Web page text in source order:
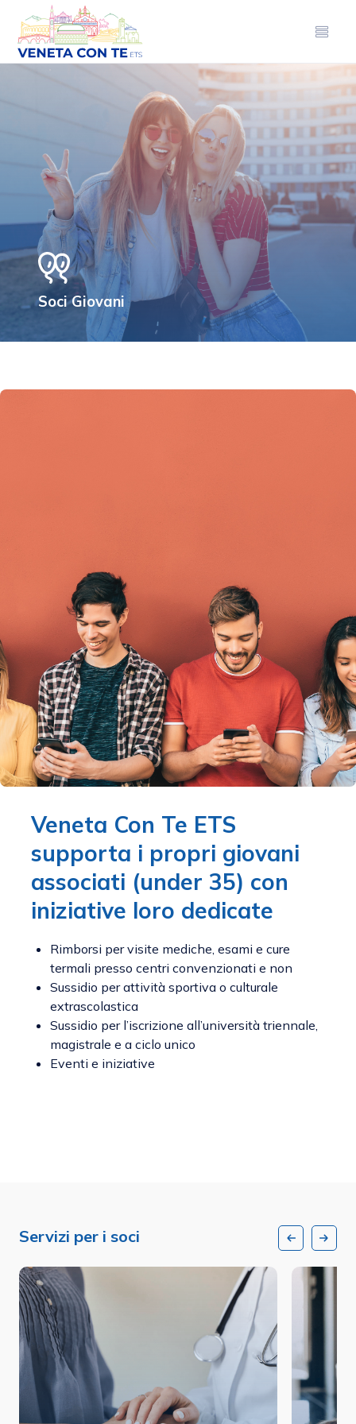
Soci Giovani
Veneta Con Te ETS
supporta i propri giovani
associati (under 35) con
iniziative loro dedicate
Rimborsi per visite mediche, esami e cure
termali presso centri convenzionati e non
Sussidio per attività sportiva o culturale
extrascolastica
Sussidio per l’iscrizione all’università triennale,
magistrale e a ciclo unico
Eventi e iniziative
Servizi per i soci